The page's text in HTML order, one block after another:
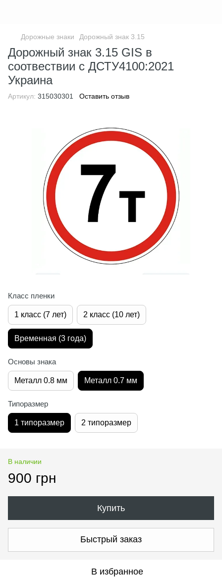
Дорожные знаки Дорожный знак 3.15
Дорожный знак 3.15 GIS в
соотвествии с ДСТУ4100:2021
Украина
Артикул: 315030301 Оставить отзыв
Класс пленки
1 класс (7 лет) 2 класс (10 лет)
Временная (3 года)
Основы знака
Металл 0.8 мм Металл 0.7 мм
Типоразмер
1 типоразмер 2 типоразмер
В наличии
900 грн
Купить
Быстрый заказ
В избранное